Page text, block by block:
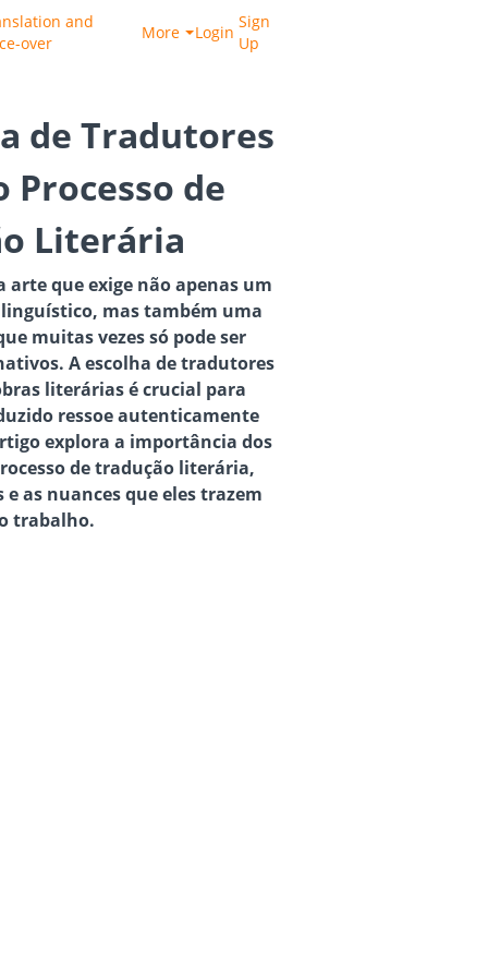
and
over
More Login
Sign
Up
de Tradutores
Processo de
Literária
que exige não apenas um
mas também uma
muitas vezes só pode ser
A escolha de tradutores
literárias é crucial para
ressoe autenticamente
explora a importância dos
de tradução literária,
as nuances que eles trazem
trabalho.